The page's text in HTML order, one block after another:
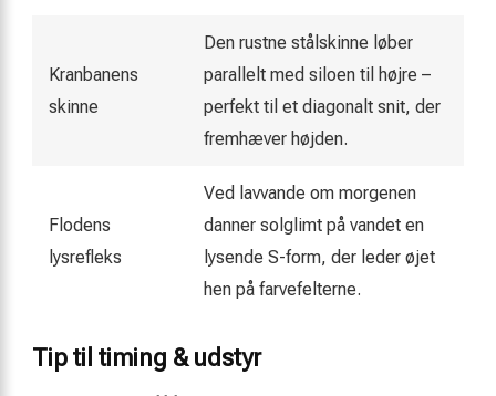
Kranbanens
skinne
Den rustne stålskinne løber
parallelt med siloen til højre –
perfekt til et diagonalt snit, der
fremhæver højden.
Flodens
lysrefleks
Ved lavvande om morgenen
danner solglimt på vandet en
lysende S-form, der leder øjet
hen på farvefelterne.
Tip til timing & udstyr